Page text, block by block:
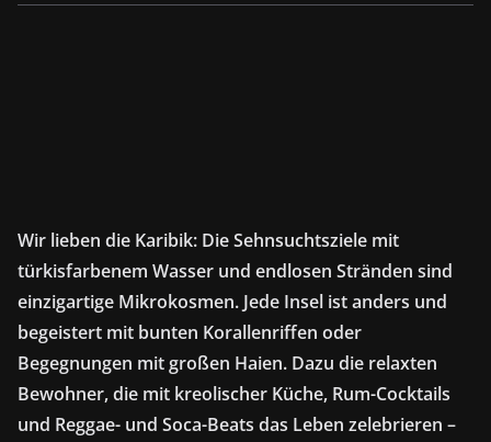
Wir lieben die Karibik: Die Sehnsuchtsziele mit
türkisfarbenem Wasser und endlosen Stränden sind
einzigartige Mikrokosmen. Jede Insel ist anders und
begeistert mit bunten Korallenriffen oder
Begegnungen mit großen Haien. Dazu die relaxten
Bewohner, die mit kreolischer Küche, Rum-Cocktails
und Reggae- und Soca-Beats das Leben zelebrieren –